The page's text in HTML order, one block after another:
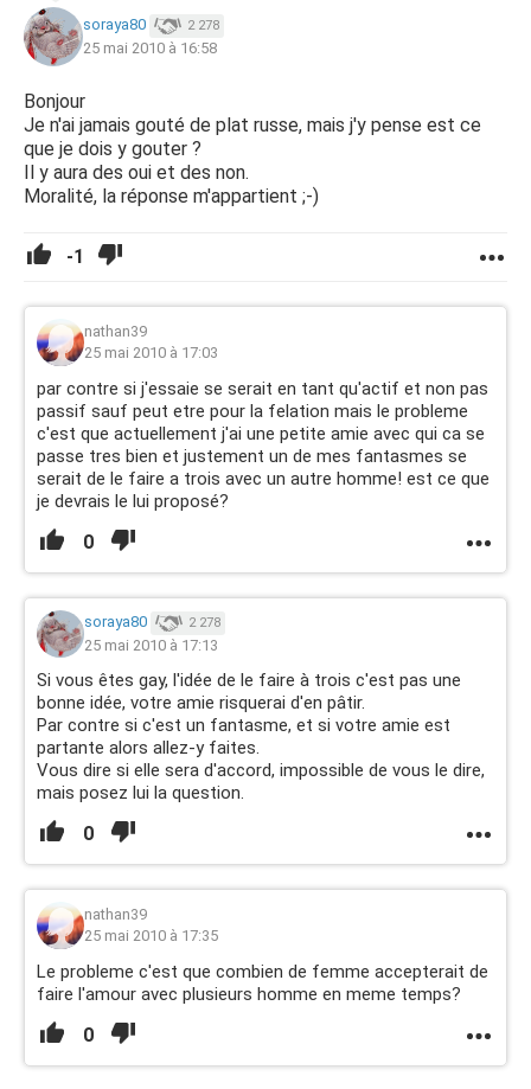
soraya80 2 278
25 mai 2010 à 16:58
Bonjour
Je n'ai jamais gouté de plat russe, mais j'y pense est ce
que je dois y gouter ?
Il y aura des oui et des non.
Moralité, la réponse m'appartient ;-)
-1
nathan39
25 mai 2010 à 17:03
par contre si j'essaie se serait en tant qu'actif et non pas
passif sauf peut etre pour la felation mais le probleme
c'est que actuellement j'ai une petite amie avec qui ca se
passe tres bien et justement un de mes fantasmes se
serait de le faire a trois avec un autre homme! est ce que
je devrais le lui proposé?
0
soraya80 2 278
25 mai 2010 à 17:13
Si vous êtes gay, l'idée de le faire à trois c'est pas une
bonne idée, votre amie risquerai d'en pâtir.
Par contre si c'est un fantasme, et si votre amie est
partante alors allez-y faites.
Vous dire si elle sera d'accord, impossible de vous le dire,
mais posez lui la question.
0
nathan39
25 mai 2010 à 17:35
Le probleme c'est que combien de femme accepterait de
faire l'amour avec plusieurs homme en meme temps?
0